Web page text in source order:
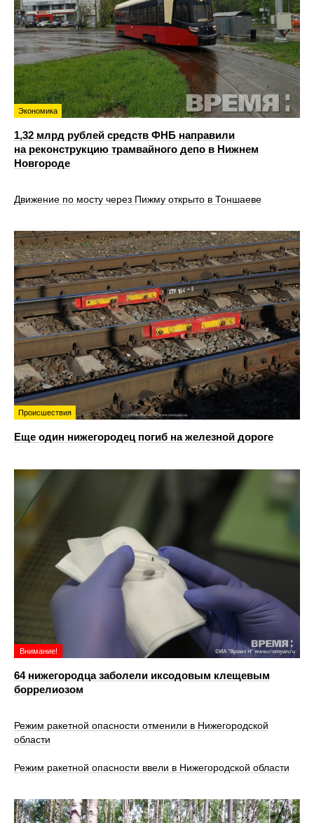
Экономика
1,32 млрд рублей средств ФНБ направили
на реконструкцию трамвайного депо в Нижнем
Новгороде
Движение по мосту через Пижму открыто в Тоншаеве
Происшествия
Еще один нижегородец погиб на железной дороге
Внимание!
64 нижегородца заболели иксодовым клещевым
боррелиозом
Режим ракетной опасности отменили в Нижегородской
области
Режим ракетной опасности ввели в Нижегородской области